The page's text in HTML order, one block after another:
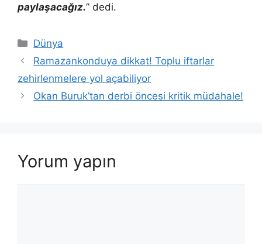
paylaşacağız.” dedi.
Kategoriler
Dünya
Ramazankonduya dikkat! Toplu iftarlar
zehirlenmelere yol açabiliyor
Okan Buruk’tan derbi öncesi kritik müdahale!
Yorum yapın